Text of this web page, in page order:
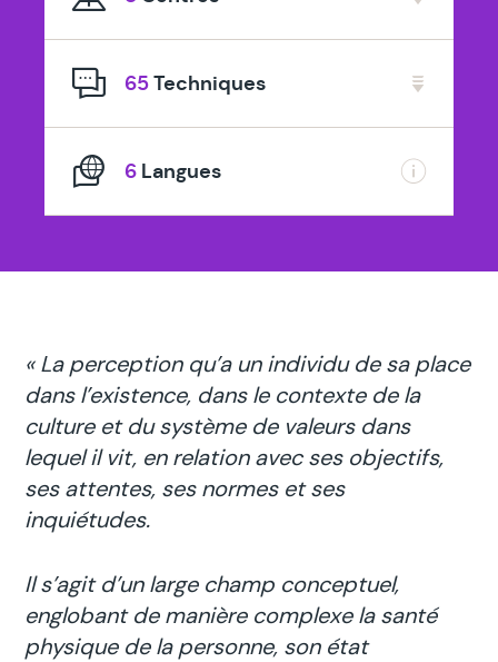
en
65Techniques
6 Langues
« La perception qu’a un individu de sa place
dans l’existence, dans le contexte de la
culture et du système de valeurs dans
lequel il vit, en relation avec ses objectifs,
ses attentes, ses normes et ses
inquiétudes.
Il s’agit d’un large champ conceptuel,
englobant de manière complexe la santé
physique de la personne, son état